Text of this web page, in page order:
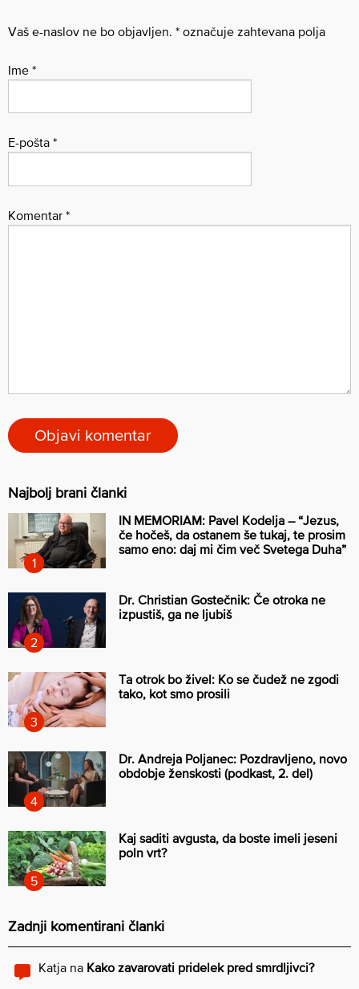
Vaš e-naslov ne bo objavljen. * označuje zahtevana polja
Ime *
E-pošta *
Komentar *
Najbolj brani članki
IN MEMORIAM: Pavel Kodelja – “Jezus,
če hočeš, da ostanem še tukaj, te prosim
samo eno: daj mi čim več Svetega Duha”
Dr. Christian Gostečnik: Če otroka ne
izpustiš, ga ne ljubiš
Ta otrok bo živel: Ko se čudež ne zgodi
tako, kot smo prosili
Dr. Andreja Poljanec: Pozdravljeno, novo
obdobje ženskosti (podkast, 2. del)
Kaj saditi avgusta, da boste imeli jeseni
poln vrt?
Zadnji komentirani članki
Katja na Kako zavarovati pridelek pred smrdljivci?